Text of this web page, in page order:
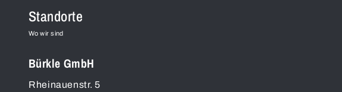
Standorte
Wo wir sind
Bürkle GmbH
Rheinauenstr. 5